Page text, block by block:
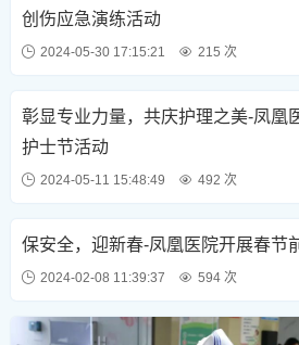
创伤应急演练活动
2024-05-30 17:15:21 215 次
彰显专业力量，共庆护理之美-凤凰
护士节活动
2024-05-11 15:48:49 492 次
保安全，迎新春-凤凰医院开展春节
2024-02-08 11:39:37 594 次